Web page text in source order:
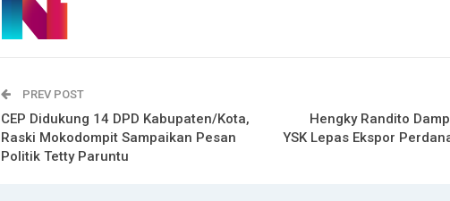
PREV POST
CEP Didukung 14 DPD Kabupaten/Kota,
Raski Mokodompit Sampaikan Pesan
Politik Tetty Paruntu
Hengky Randito
YSK Lepas Ekspor